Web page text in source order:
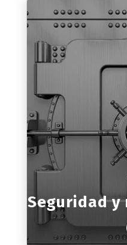
Seguridad
Protección y